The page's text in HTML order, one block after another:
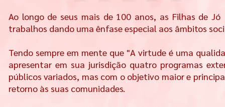
Ao longo de seus mais de 100 anos, as Filhas de
trabalhos dando uma ênfase especial aos âmbitos
Tendo sempre em mente que "A virtude é uma
apresentar em sua jurisdição quatro programas
públicos variados, mas com o objetivo maior e
retorno às suas comunidades.